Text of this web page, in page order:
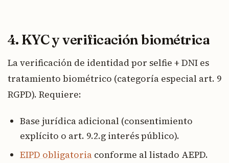
4. KYC y verificación biométrica
La verificación de identidad por selfie + DNI es
tratamiento biométrico (categoría especial art. 9
RGPD). Requiere:
Base jurídica adicional (consentimiento
explícito o art. 9.2.g interés público).
EIPD obligatoria conforme al listado AEPD.